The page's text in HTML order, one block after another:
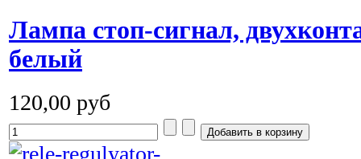
Лампа стоп-сигнал,
белый
120,00 руб